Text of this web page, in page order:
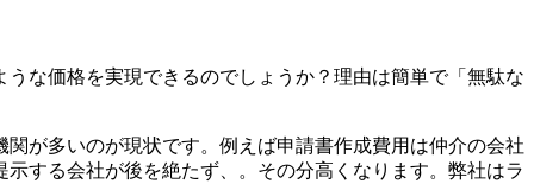
な価格を実現できるのでしょうか？理由は簡単で「無駄な
が多いのが現状です。例えば申請書作成費用は仲介の会社
する会社が後を絶たず、。その分高くなります。弊社はラ